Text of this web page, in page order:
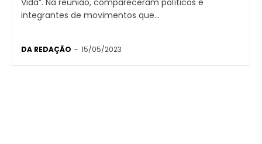
integrantes de movimentos que...
DA REDAÇÃO - 15/05/2023